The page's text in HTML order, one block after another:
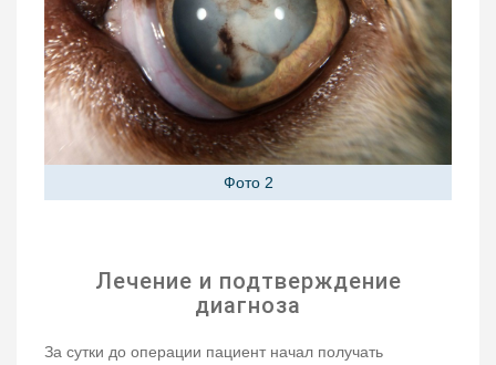
Фото 2
Лечение и подтверждение
диагноза
За сутки до операции пациент начал получать